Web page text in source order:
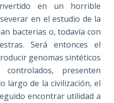
en un horrible
en el estudio de la
bacterias o, todavía con
Será entonces el
genomas sintéticos
controlados, presenten
largo de la civilización, el
encontrar utilidad a